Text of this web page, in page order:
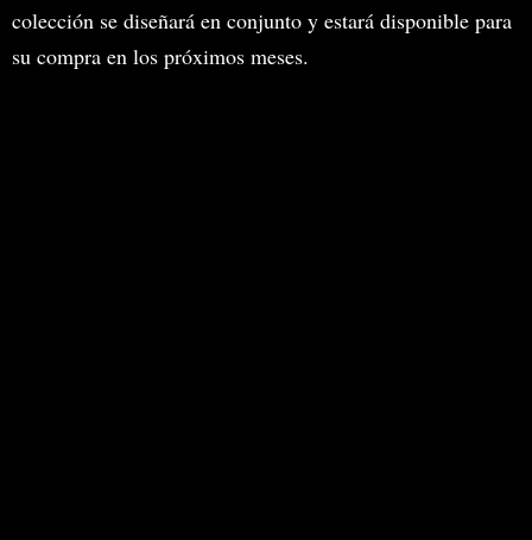
colección se diseñará en conjunto y estará disponible para
su compra en los próximos meses.